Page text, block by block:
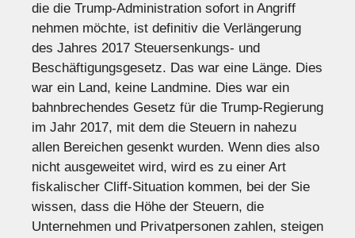
die die Trump-Administration sofort in Angriff
nehmen möchte, ist definitiv die Verlängerung
des Jahres 2017 Steuersenkungs- und
Beschäftigungsgesetz. Das war eine Länge. Dies
war ein Land, keine Landmine. Dies war ein
bahnbrechendes Gesetz für die Trump-Regierung
im Jahr 2017, mit dem die Steuern in nahezu
allen Bereichen gesenkt wurden. Wenn dies also
nicht ausgeweitet wird, wird es zu einer Art
fiskalischer Cliff-Situation kommen, bei der Sie
wissen, dass die Höhe der Steuern, die
Unternehmen und Privatpersonen zahlen, steigen